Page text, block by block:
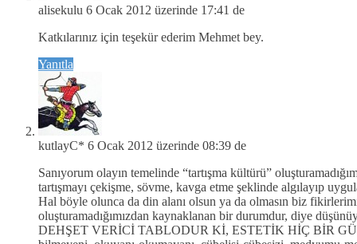
alisekulu 6 Ocak 2012 üzerinde 17:41 de
Katkılarınız için teşekür ederim Mehmet bey.
Yanıtla
kutlayC* 6 Ocak 2012 üzerinde 08:39 de
Sanıyorum olayın temelinde “tartışma kültürü”
tartışmayı çekişme, sövme, kavga etme şeklinde algılayıp
Hal böyle olunca da din alanı olsun ya da olmasın biz
oluşturamadığımızdan kaynaklanan bir durumdur, diye
DEHŞET VERİCİ TABLODUR Kİ, ESTETİK HİÇ BİR